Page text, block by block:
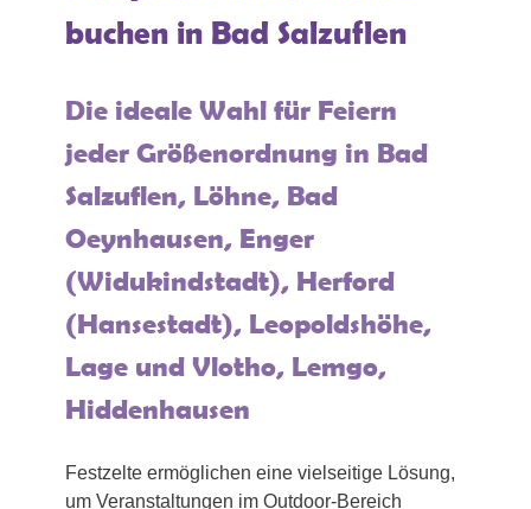
buchen in Bad Salzuflen
Die ideale Wahl für Feiern
jeder Größenordnung in Bad
Salzuflen, Löhne, Bad
Oeynhausen, Enger
(Widukindstadt), Herford
(Hansestadt), Leopoldshöhe,
Lage und Vlotho, Lemgo,
Hiddenhausen
Festzelte ermöglichen eine vielseitige Lösung,
um Veranstaltungen im Outdoor-Bereich